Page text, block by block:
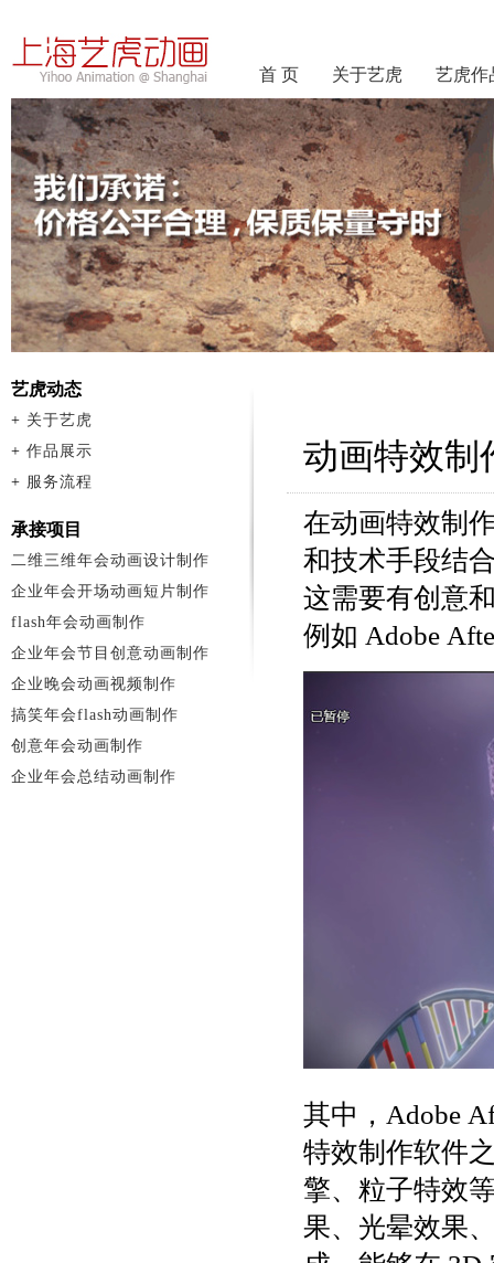
首 页 关于艺虎 艺虎作
动画特效制
在动画特效制
和技术手段结
这需要有创意
例如 Adobe
其中，Adobe
特效制作软件
擎、粒子特效
果、光晕效果
艺虎动态
+ 关于艺虎
+ 作品展示
+ 服务流程
承接项目
二维三维年会动画设计制作
企业年会开场动画短片制作
flash年会动画制作
企业年会节目创意动画制作
企业晚会动画视频制作
搞笑年会flash动画制作
创意年会动画制作
企业年会总结动画制作